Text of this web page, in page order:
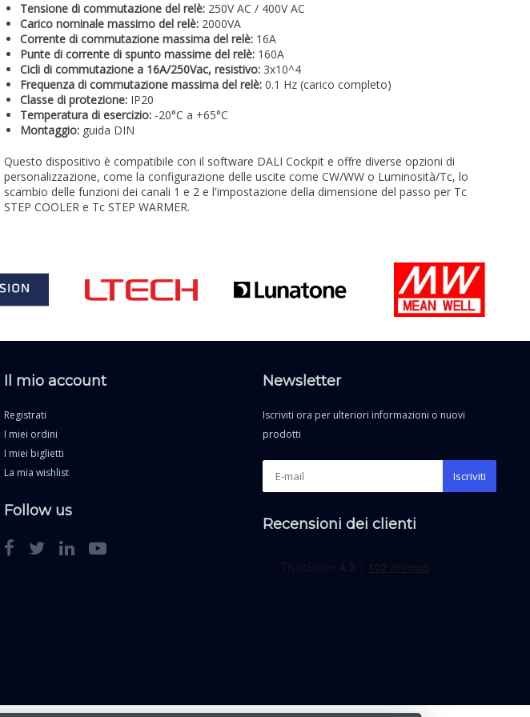
Tensione di commutazione del relè: 250V AC / 400V AC
Carico nominale massimo del relè: 2000VA
Corrente di commutazione massima del relè: 16A
Punte di corrente di spunto massime del relè: 160A
Cicli di commutazione a 16A/250Vac, resistivo: 3x10^4
Frequenza di commutazione massima del relè: 0.1 Hz (carico completo)
Classe di protezione: IP20
Temperatura di esercizio: -20°C a +65°C
Montaggio: guida DIN
Questo dispositivo è compatibile con il software DALI Cockpit e offre diverse opzioni di
personalizzazione, come la configurazione delle uscite come CW/WW o Luminosità/Tc, lo
scambio delle funzioni dei canali 1 e 2 e l'impostazione della dimensione del passo per Tc
STEP COOLER e Tc STEP WARMER.
Il mio account
Registrati
I miei ordini
I miei biglietti
La mia wishlist
Follow us
Newsletter
Iscriviti ora per ulteriori informazioni o nuovi
prodotti
Iscriviti
Recensioni dei clienti